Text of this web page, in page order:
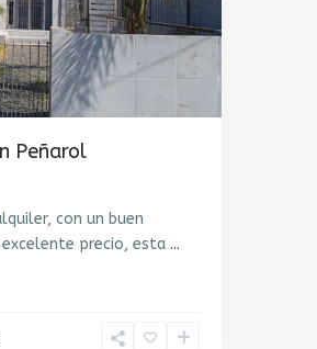
Peñarol
con un buen
precio, esta ...